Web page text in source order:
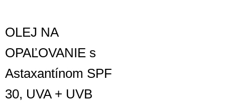
OLEJ NA
OPAĽOVANIE s
Astaxantínom SPF
30, UVA + UVB